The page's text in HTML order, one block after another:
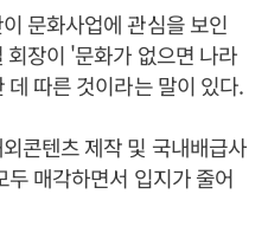
문화사업에 관심을 보인
장이 '문화가 없으면 나라
따른 것이라는 말이 있다.
콘텐츠 제작 및 국내배급사
매각하면서 입지가 줄어